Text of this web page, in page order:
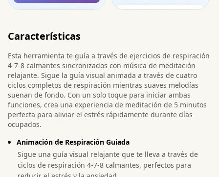
Características
Esta herramienta te guía a través de ejercicios de respiración
4-7-8 calmantes sincronizados con música de meditación
relajante. Sigue la guía visual animada a través de cuatro
ciclos completos de respiración mientras suaves melodías
suenan de fondo. Con un solo toque para iniciar ambas
funciones, crea una experiencia de meditación de 5 minutos
perfecta para aliviar el estrés rápidamente durante días
ocupados.
Animación de Respiración Guiada
Sigue una guía visual relajante que te lleva a través de
ciclos de respiración 4-7-8 calmantes, perfectos para